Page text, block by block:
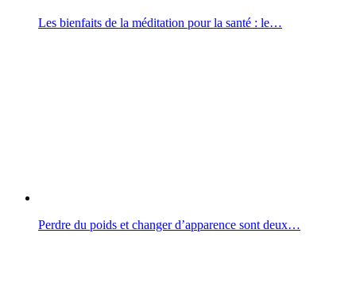
Les bienfaits de la méditation pour la santé : le…
Perdre du poids et changer d’apparence sont deux…